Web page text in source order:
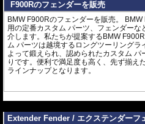
F900Rのフェンダーを販売
BMW F900Rのフェンダーを販売。 BMW
用の定番カスタム パーツ、フェンダーな
介します。私たちが提案するBMW
ム パーツは越境するロングツーリングラ
よって鍛えられ、認められたカスタム パ
りです。便利で満足度も高く、先ず揃え
ラインナップとなります。
Extender Fender / エクステンダーフ